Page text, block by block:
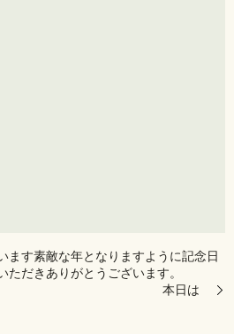
ます素敵な年となりますように記念日
ただきありがとうございます。
本日は